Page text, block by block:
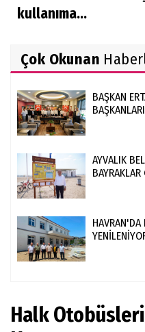
kullanıma...
Çok Okunan
BAŞKAN
AYVALIK
BAYRAKLAR
Halk